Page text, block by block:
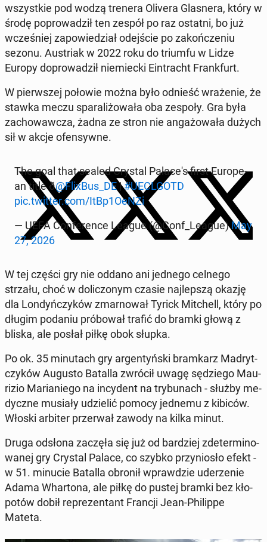
wszyst­kie pod wodzą trenera Olivera Gla­sne­ra, który w
środę po­pro­wa­dził ten zespół po raz ostatni, bo już
wcze­śniej za­po­wie­dział odej­ście po za­koń­cze­niu
sezonu. Au­striak w 2022 roku do triumfu w Lidze
Europy do­pro­wa­dził nie­miec­ki Ein­tracht Frank­furt.
W pierw­szej połowie można było odnieść wra­że­nie, że
stawka meczu spa­ra­li­żo­wa­ła oba zespoły. Gra była
za­cho­waw­cza, żadna ze stron nie an­ga­żo­wa­ła dużych
sił w akcje ofen­syw­ne.
The goal that sealed Crystal Pa­la­ce­'s first Eu­ro­pe­
an title ð@FlixBus_DE|#UECL­GOTD
pic.twitter.com/ItBp1OeNZi
— UEFA Con­fe­ren­ce League (@Conf_League)May
27, 2026
W tej części gry nie oddano ani jednego celnego
strzału, choć w do­li­czo­nym czasie naj­lep­szą okazję
dla Lon­dyń­czy­ków zmar­no­wał Tyrick Mit­chell, który po
długim podaniu pró­bo­wał trafić do bramki głową z
bliska, ale posłał piłkę obok słupka.
Po ok. 35 mi­nu­tach gry ar­gen­tyń­ski bram­karz Ma­dryt­
czy­ków Augusto Batalla zwrócił uwagę sę­dzie­go Mau­
ri­zio Ma­ria­nie­go na in­cy­dent na try­bu­nach - służby me­
dycz­ne musiały udzie­lić pomocy jednemu z kibiców.
Włoski arbiter prze­rwał zawody na kilka minut.
Druga odsłona zaczęła się już od bar­dziej zde­ter­mi­no­
wa­nej gry Crystal Palace, co szybko przy­nio­sło efekt -
w 51. minucie Batalla obronił wpraw­dzie ude­rze­nie
Adama Whar­to­na, ale piłkę do pustej bramki bez kło­
po­tów dobił re­pre­zen­tant Francji Jean-Phi­lip­pe
Mateta.